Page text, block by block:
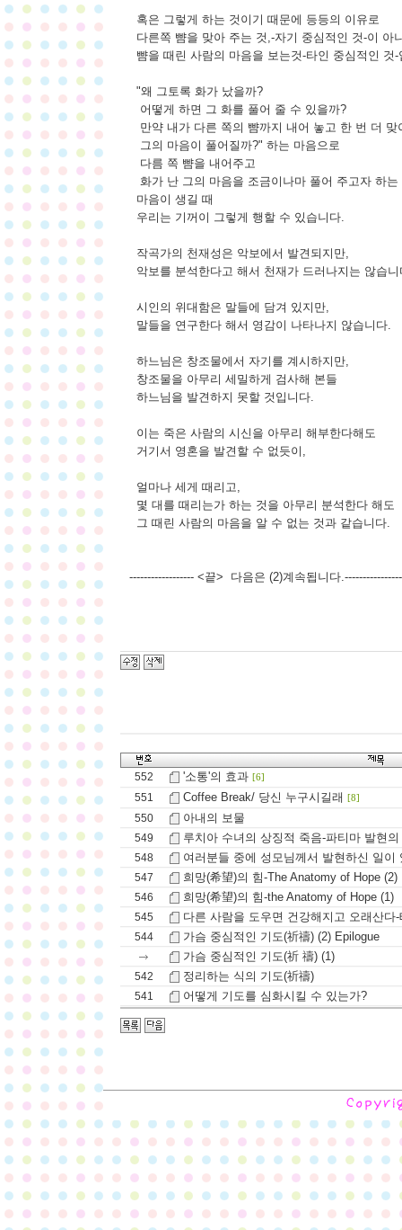
혹은 그렇게 하는 것이기 때문에 등등의 이유로
다른쪽 뺨을 맞아 주는 것,-자기 중심적인 것-이 아
뺨을 때린 사람의 마음을 보는것-타인 중심적인 것-
"왜 그토록 화가 났을까?
어떻게 하면 그 화를 풀어 줄 수 있을까?
만약 내가 다른 쪽의 뺨까지 내어 놓고 한 번 더 맞
그의 마음이 풀어질까?" 하는 마음으로
다름 쪽 뺨을 내어주고
화가 난 그의 마음을 조금이나마 풀어 주고자 하는
마음이 생길 때
우리는 기꺼이 그렇게 행할 수 있습니다.
작곡가의 천재성은 악보에서 발견되지만,
악보를 분석한다고 해서 천재가 드러나지는 않습니
시인의 위대함은 말들에 담겨 있지만,
말들을 연구한다 해서 영감이 나타나지 않습니다.
하느님은 창조물에서 자기를 계시하지만,
창조물을 아무리 세밀하게 검사해 본들
하느님을 발견하지 못할 것입니다.
이는 죽은 사람의 시신을 아무리 해부한다해도
거기서 영혼을 발견할 수 없듯이,
얼마나 세게 때리고,
몇 대를 때리는가 하는 것을 아무리 분석한다 해도
그 때린 사람의 마음을 알 수 없는 것과 같습니다.
------------------ <끝> 다음은 (2)계속됩니다
552 '소통'의 효과 [6]
551 Coffee Break/ 당신 누구시길래 [8]
550 아내의 보물
549 루치아 수녀의 상징적 죽음-파티마 발현
548 여러분들 중에 성모님께서 발현하신 일이
547 희망(希望)의 힘-The Anatomy of Hope (2)
546 희망(希望)의 힘-the Anatomy of Hope (1)
545 다른 사람을 도우면 건강해지고 오래산다
544
가슴 중심적인 기도(祈禱) (2) Epilogue
가슴 중심적인 기도(祈 禱) (1)
542 정리하는 식의 기도(祈禱)
541 어떻게 기도를 심화시킬 수 있는가?